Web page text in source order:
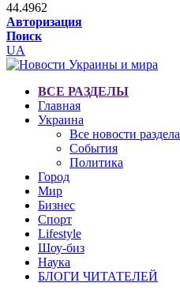
44.4962
Авторизация
Поиск
UA
ВСЕ РАЗДЕЛЫ
Главная
Украина
Все новости раздела
События
Политика
Город
Мир
Бизнес
Спорт
Lifestyle
Шоу-биз
Наука
БЛОГИ ЧИТАТЕЛЕЙ